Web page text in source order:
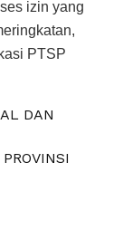
izin yang
PTSP
DAN